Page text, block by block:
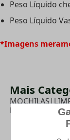
Peso Líquido
Peso Líquido
*Imagens
Mais
MOCHILAS|
MOCHILA DE